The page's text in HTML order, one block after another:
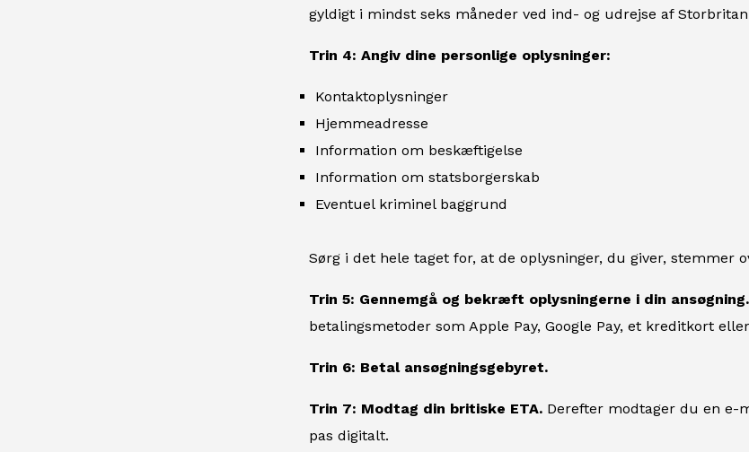
gyldigt i mindst seks måneder ved ind- og udrejse af
Trin 4: Angiv dine personlige oplysninger:
Kontaktoplysninger
Hjemmeadresse
Information om beskæftigelse
Information om statsborgerskab
Eventuel kriminel baggrund
Sørg i det hele taget for, at de oplysninger, du giver, stemmer
Trin 5: Gennemgå og bekræft oplysningerne i din ansøgning.
betalingsmetoder som Apple Pay, Google Pay, et kreditkort
Trin 6: Betal ansøgningsgebyret.
Trin 7: Modtag din britiske ETA. Derefter modtager du en e-
pas digitalt.